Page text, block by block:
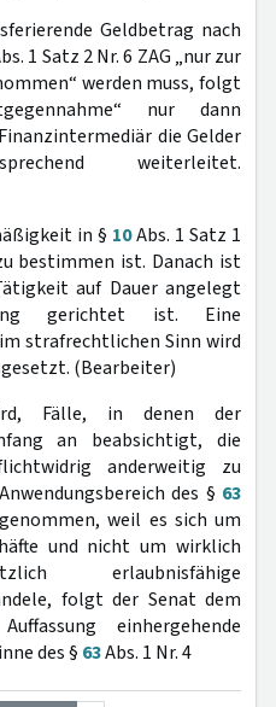
Geldbetrag nach
1 Satz 2 Nr. 6 ZAG „nur zur
werden muss, folgt
nur dann
die Gelder
weiterleitet.
in § 10Abs. 1 Satz 1
bestimmen ist. Danach ist
auf Dauer angelegt
gerichtet ist. Eine
strafrechtlichen Sinn wird
(Bearbeiter)
Fälle, in denen der
an beabsichtigt, die
anderweitig zu
des § 63
weil es sich um
und nicht um wirklich
erlaubnisfähige
folgt der Senat dem
einhergehende
des § 63Abs. 1 Nr. 4